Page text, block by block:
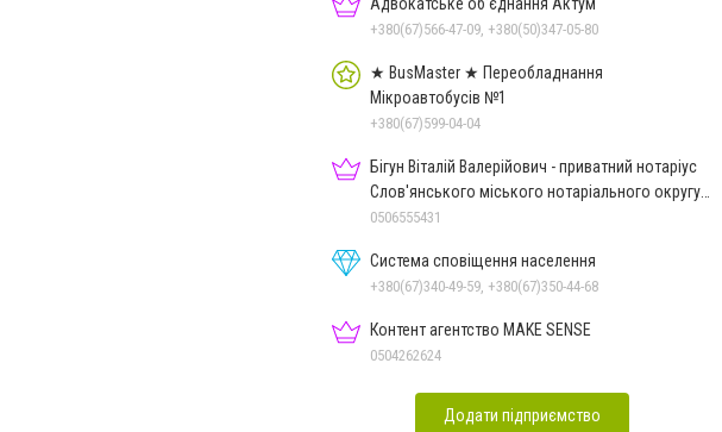
+380(67)566-47-09, +380(50)347-05-80
★ BusMaster ★ Переобладнання
Мікроавтобусів №1
+380(67)599-04-04
Бігун Віталій Валерійович - приватний нотаріус
Слов'янського міського нотаріального округу
Дон.обл.
0506555431
Система сповіщення населення
+380(67)340-49-59, +380(67)350-44-68
Контент агентство MAKE SENSE
0504262624
Додати підприємство